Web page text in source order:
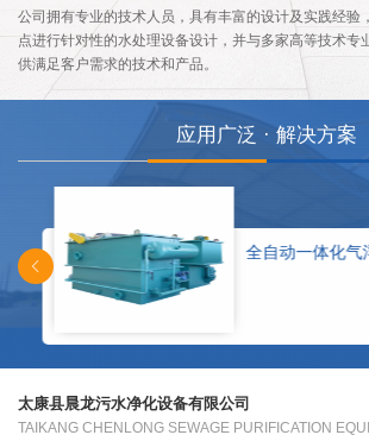
公司拥有专业的技术人员，具有丰富的设计及实践经验
点进行针对性的水处理设备设计，并与多家高等技术专
供满足客户需求的技术和产品。
应用广泛 · 解决方案
全自动一体化气
太康县晨龙污水净化设备有限公司
TAIKANG CHENLONG SEWAGE PURIFICATION